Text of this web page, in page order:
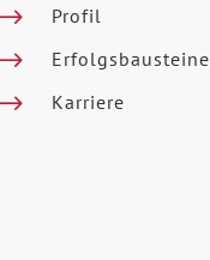
$ Profil
$ Erfolgsbausteine
$ Karriere